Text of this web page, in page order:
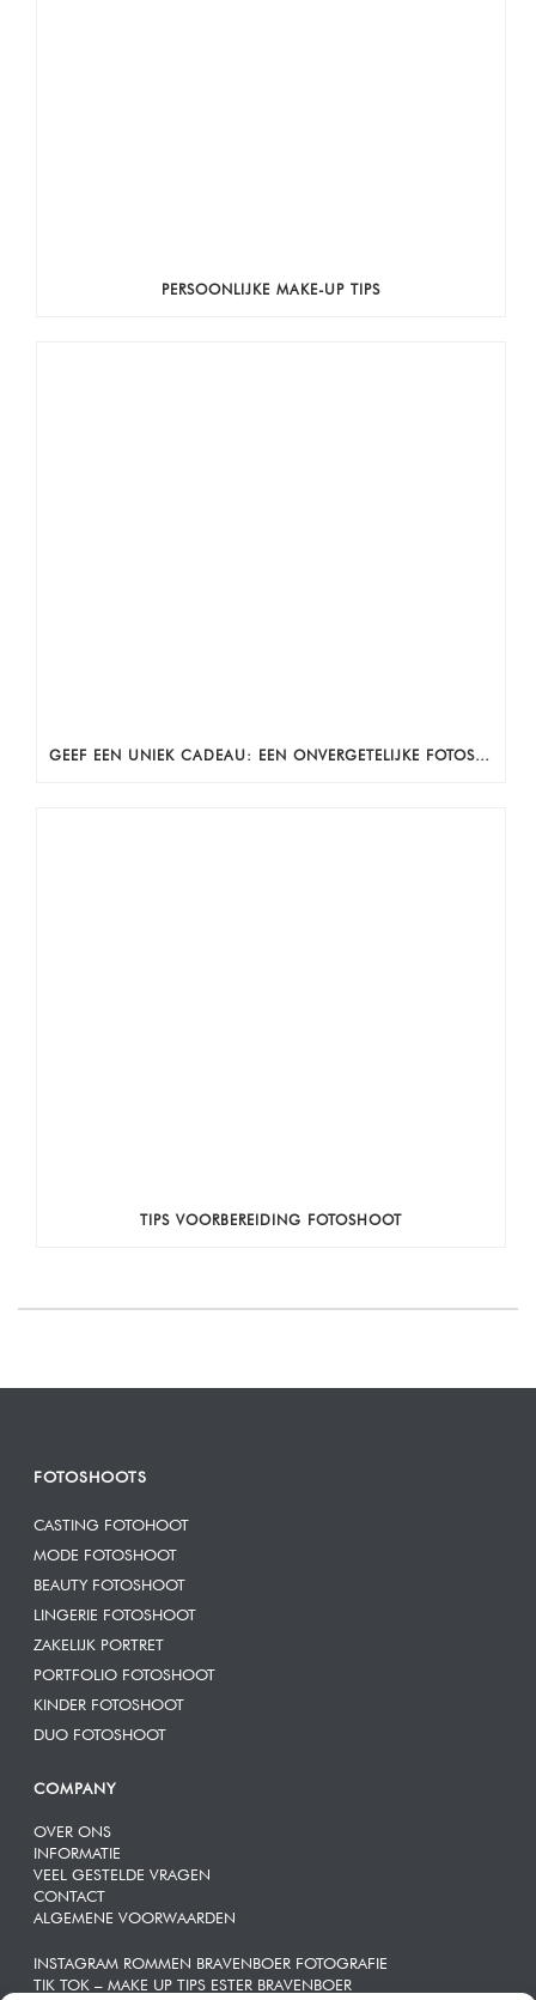
PERSOONLIJKE MAKE-UP TIPS
TIPS VOORBEREIDING FOTOSHOOT
FOTOSHOOTS
CASTING FOTOHOOT
MODE FOTOSHOOT
BEAUTY FOTOSHOOT
LINGERIE FOTOSHOOT
ZAKELIJK PORTRET
PORTFOLIO FOTOSHOOT
KINDER FOTOSHOOT
DUO FOTOSHOOT
COMPANY
OVER ONS
INFORMATIE
VEEL GESTELDE VRAGEN
CONTACT
ALGEMENE VOORWAARDEN
INSTAGRAM ROMMEN BRAVENBOER FOTOGRAFIE
TIK TOK – MAKE UP TIPS ESTER BRAVENBOER